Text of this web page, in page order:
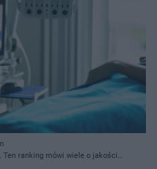
Ten ranking mówi wiele o jakości